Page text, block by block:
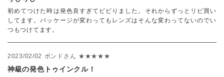
初めてつけた時は発色良すぎてビビりました。それからずっとリピ買い
してます。パッケージが変わってもレンズはそんな変わってないのでい
つもつけてます。
2023/02/02 ボンドさん ★★★★★
神級の発色トゥインクル！